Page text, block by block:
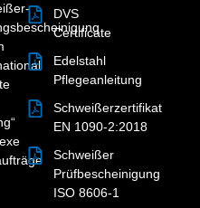
DVS
Certificate
Edelstahl
Pflegeanleitung
Schweißerzertifikat
EN 1090-2:2018
Schweißer
Prüfbescheinigung
ISO 8606-1